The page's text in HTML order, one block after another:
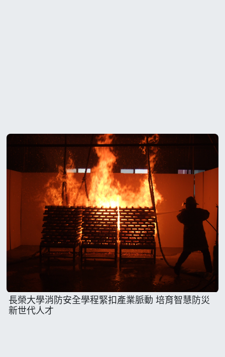
長榮大學消防安全學程緊扣產業脈動 培育智慧防災
新世代人才